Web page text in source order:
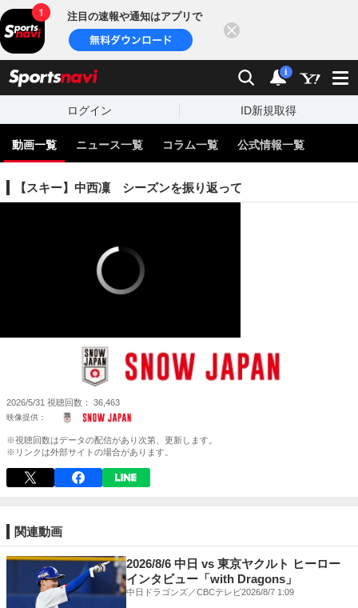
注目の速報や通知はアプリで
検索 通知
i
ログイン ID新規取得
動画一覧 ニュース一覧 コラム一覧 公式情報一覧
【スキー】中西凜 シーズンを振り返って
2026/5/31 視聴回数 36,463
※視聴回数はデータの配信があり次第、更新します。
※リンクは外部サイトの場合があります。
関連動画
2026/8/6 中日 vs 東京ヤクルト ヒーロー
インタビュー「with Dragons」
中日ドラゴンズ／CBCテレビ2026/8/7 1:09